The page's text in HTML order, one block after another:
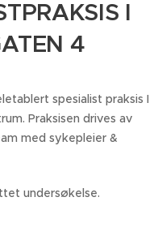
I
4
spesialist praksis I
Praksisen drives av
med sykepleier &
undersøkelse.